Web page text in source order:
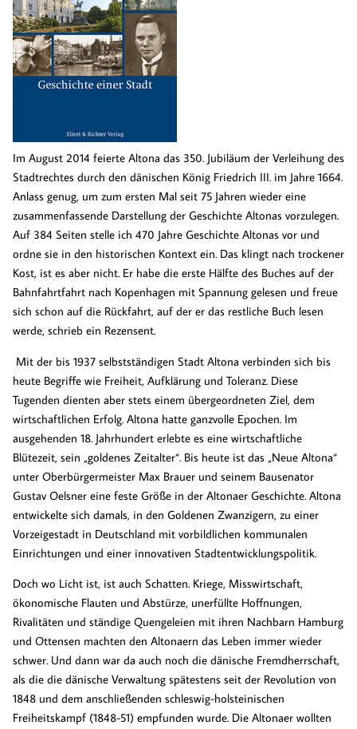
Im August 2014 feierte Altona das 350. Jubiläum der Verleihung des
Stadtrechtes durch den dänischen König Friedrich III. im Jahre 1664.
Anlass genug, um zum ersten Mal seit 75 Jahren wieder eine
zusammenfassende Darstellung der Geschichte Altonas vorzulegen.
Auf 384 Seiten stelle ich 470 Jahre Geschichte Altonas vor und
ordne sie in den historischen Kontext ein. Das klingt nach trockener
Kost, ist es aber nicht. Er habe die erste Hälfte des Buches auf der
Bahnfahrtfahrt nach Kopenhagen mit Spannung gelesen und freue
sich schon auf die Rückfahrt, auf der er das restliche Buch lesen
werde, schrieb ein Rezensent.
Mit der bis 1937 selbstständigen Stadt Altona verbinden sich bis
heute Begriffe wie Freiheit, Aufklärung und Toleranz. Diese
Tugenden dienten aber stets einem übergeordneten Ziel, dem
wirtschaftlichen Erfolg. Altona hatte ganzvolle Epochen. Im
ausgehenden 18. Jahrhundert erlebte es eine wirtschaftliche
Blütezeit, sein „goldenes Zeitalter“. Bis heute ist das „Neue Altona“
unter Oberbürgermeister Max Brauer und seinem Bausenator
Gustav Oelsner eine feste Größe in der Altonaer Geschichte. Altona
entwickelte sich damals, in den Goldenen Zwanzigern, zu einer
Vorzeigestadt in Deutschland mit vorbildlichen kommunalen
Einrichtungen und einer innovativen Stadtentwicklungspolitik.
Doch wo Licht ist, ist auch Schatten. Kriege, Misswirtschaft,
ökonomische Flauten und Abstürze, unerfüllte Hoffnungen,
Rivalitäten und ständige Quengeleien mit ihren Nachbarn Hamburg
und Ottensen machten den Altonaern das Leben immer wieder
schwer. Und dann war da auch noch die dänische Fremdherrschaft,
als die die dänische Verwaltung spätestens seit der Revolution von
1848 und dem anschließenden schleswig-holsteinischen
Freiheitskampf (1848-51) empfunden wurde. Die Altonaer wollten